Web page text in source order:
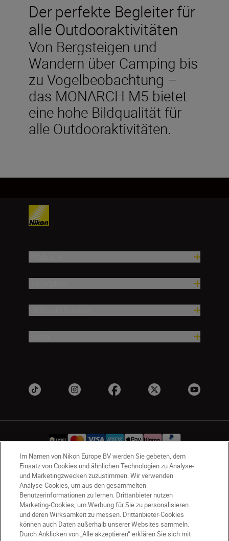
Der perfekte Begleiter für
alle Outdooraktivitäten
Von Bergsteigen und
Wandern über Camping bis
zu Vogelbeobachtung –
das MONARCH M5 bietet
eine hohe Bildqualität für
alle Outdooraktivitäten.
CH Nikon Sites
Kontaktieren Sie uns
Datenschutzhinweis
Nutzungsbedingungen
Geschäftsbedingungen des Nikon Stores
Cookie-Hinweise
Barrierefreiheit
Cookie-Einstellungen
Im Namen von Nikon Europe BV werden Sie gebeten, dem
Einsatz von Cookies und ähnlichen Technologien zu Analyse-
und Marketingzwecken zuzustimmen. Wir verwenden
Analyse-Cookies, um aus den gesammelten
Benutzerinformationen zu lernen. Drittanbieter nutzen
Marketing-Cookies, um Werbung für Sie zu personalisieren
und deren Wirksamkeit zu messen. Drittanbieter-Cookies
können auch Daten außerhalb unserer Websites sammeln.
Durch Anklicken von „Alle akzeptieren“ erklären Sie sich mit